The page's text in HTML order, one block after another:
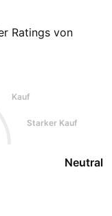
Ratings von
Kauf
Starker Kauf
Neutral